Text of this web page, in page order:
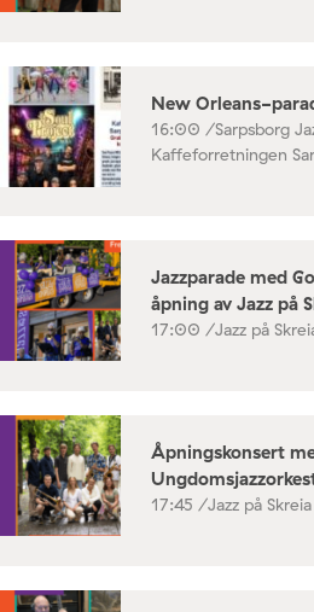
New Orleans-
16:00 /Sarpsborg
Kaffeforretningen
Jazzparade med
åpning av Jazz på
17:00 /Jazz på
Åpningskonsert
17:45 /Jazz på